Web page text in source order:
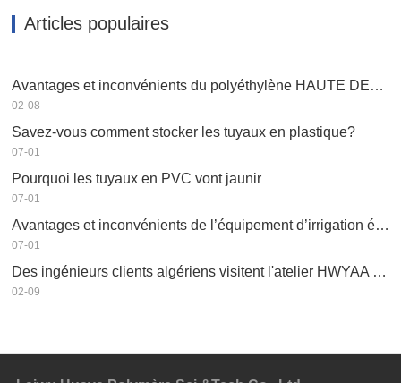
Articles populaires
Avantages et inconvénients du polyéthylène HAUTE DENSITÉ PEHD
02-08
Savez-vous comment stocker les tuyaux en plastique?
07-01
Pourquoi les tuyaux en PVC vont jaunir
07-01
Avantages et inconvénients de l’équipement d’irrigation économe en eau
07-01
Des ingénieurs clients algériens visitent l'atelier HWYAA pour un échange technique
02-09